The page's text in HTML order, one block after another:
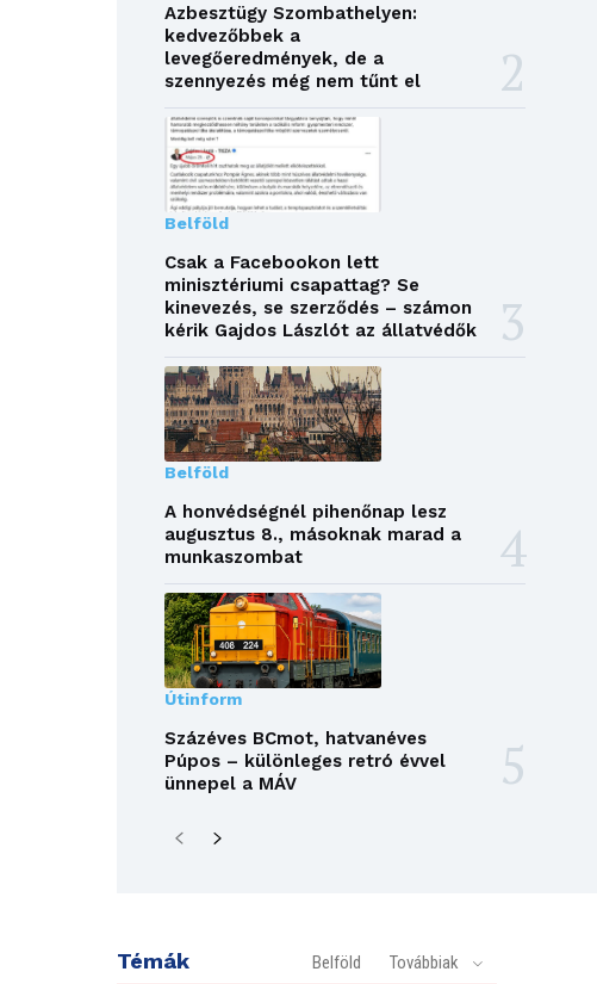
Azbesztügy Szombathelyen:
kedvezőbbek a
levegőeredmények, de a
szennyezés még nem tűnt el
Belföld
Csak a Facebookon lett
minisztériumi csapattag? Se
kinevezés, se szerződés – számon
kérik Gajdos Lászlót az állatvédők
Belföld
A honvédségnél pihenőnap lesz
augusztus 8., másoknak marad a
munkaszombat
Útinform
Százéves BCmot, hatvanéves
Púpos – különleges retró évvel
ünnepel a MÁV
Témák Belföld Továbbiak